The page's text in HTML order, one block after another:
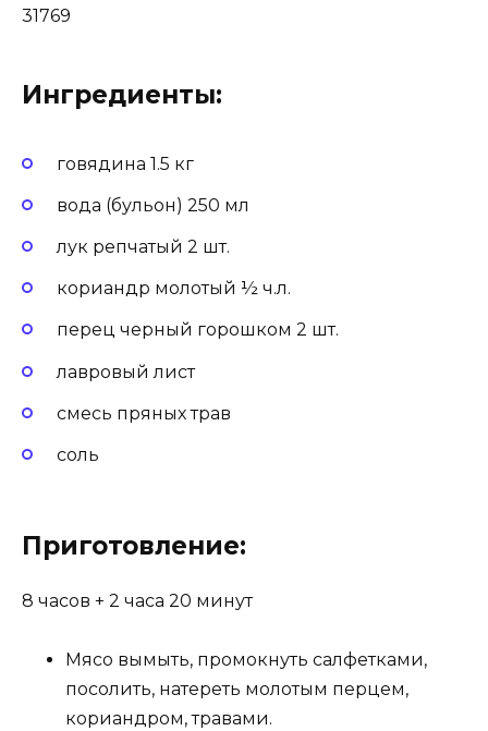
31769
Ингредиенты:
говядина 1.5 кг
вода (бульон) 250 мл
лук репчатый 2 шт.
кориандр молотый ½ ч.л.
перец черный горошком 2 шт.
лавровый лист
смесь пряных трав
соль
Приготовление:
8 часов + 2 часа 20 минут
Мясо вымыть, промокнуть салфетками,
посолить, натереть молотым перцем,
кориандром, травами.